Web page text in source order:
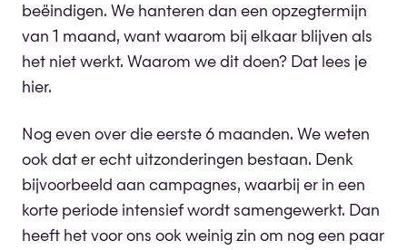
beëindigen. We hanteren dan een opzegtermijn
van 1 maand, want waarom bij elkaar blijven als
het niet werkt. Waarom we dit doen? Dat lees je
hier.
Nog even over die eerste 6 maanden. We weten
ook dat er echt uitzonderingen bestaan. Denk
bijvoorbeeld aan campagnes, waarbij er in een
korte periode intensief wordt samengewerkt. Dan
heeft het voor ons ook weinig zin om nog een paar